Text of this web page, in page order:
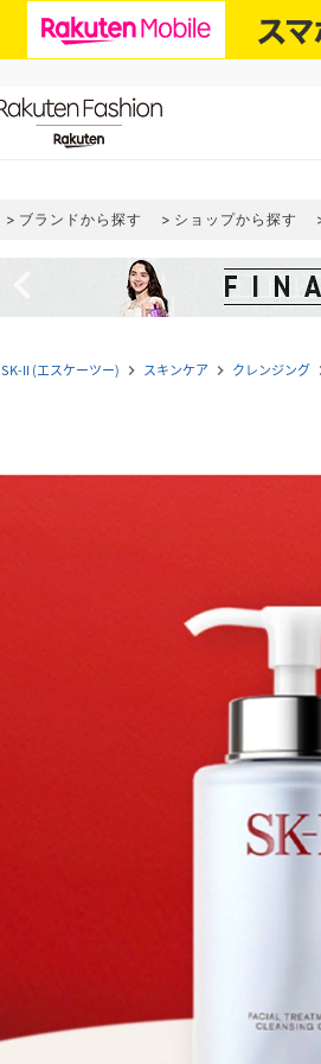
ブランドから探す ショップから探す
SK-II (エスケーツー) navigate_next スキンケア navigate_next クレンジング